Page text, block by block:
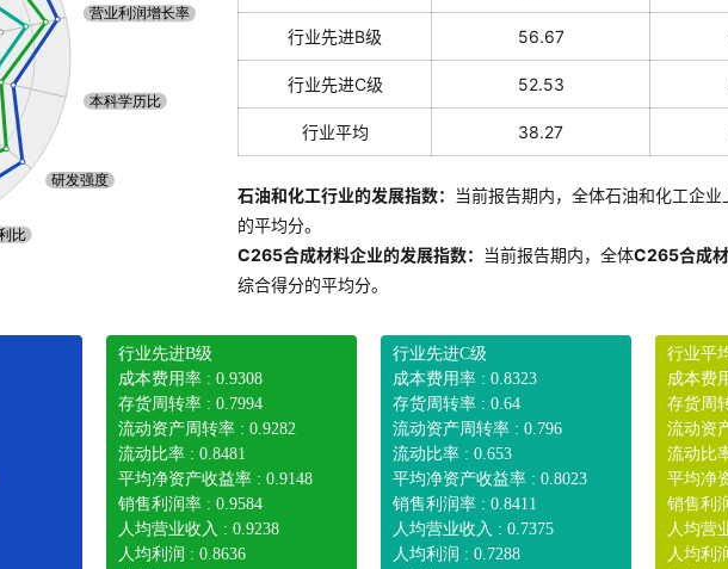
行业先进B级 56.67
行业先进C级 52.53
行业平均 38.27
石油和化工行业的发展指数： 当前报告期内，全体石油和化工企
的平均分。
C265合成材料企业的发展指数： 当前报告期内，全体C265合成
综合得分的平均分。
行业先进B级
成本费用率 : 0.9308
存货周转率 : 0.7994
流动资产周转率 : 0.9282
流动比率 : 0.8481
平均净资产收益率 : 0.9148
销售利润率 : 0.9584
人均营业收入 : 0.9238
人均利润 : 0.8636
行业先进C级
成本费用率 : 0.8323
存货周转率 : 0.64
流动资产周转率 : 0.796
流动比率 : 0.653
平均净资产收益率 : 0.8023
销售利润率 : 0.8411
人均营业收入 : 0.7375
人均利润 : 0.7288
行业平
成本费
存货周
流动资
流动比
平均净
销售利
人均营
人均利